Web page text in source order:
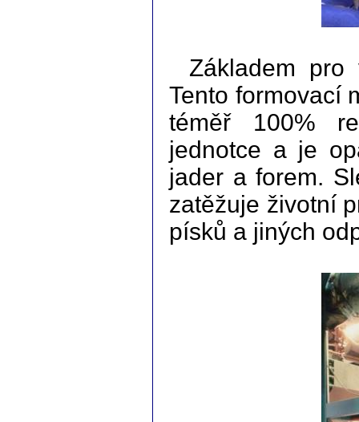
Základem
Tento formovací
téměř 100%
jednotce a je
jader a forem.
zatěžuje životní
písků a jiných